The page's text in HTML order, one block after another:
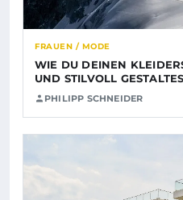
FRAUEN / MODE
WIE DU DEINEN
UND STILVOLL
PHILIPP SCHNEIDER